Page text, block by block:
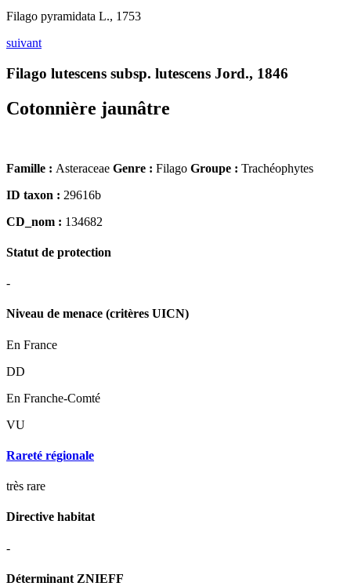
Filago pyramidata L., 1753
suivant
Filago lutescens subsp. lutescens Jord., 1846
Cotonnière jaunâtre
Famille : Asteraceae Genre : Filago Groupe : Trachéophytes
ID taxon : 29616b
CD_nom : 134682
Statut de protection
-
Niveau de menace (critères UICN)
En France
DD
En Franche-Comté
VU
Rareté régionale
très rare
Directive habitat
-
Déterminant ZNIEFF